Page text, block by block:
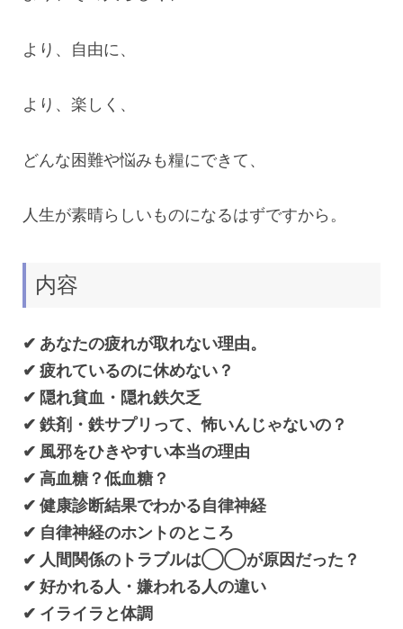
より、自由に、
より、楽しく、
どんな困難や悩みも糧にできて、
人生が素晴らしいものになるはずですから。
内容
✔︎ あなたの疲れが取れない理由。
✔︎ 疲れているのに休めない？
✔︎ 隠れ貧血・隠れ鉄欠乏
✔︎ 鉄剤・鉄サプリって、怖いんじゃないの？
✔︎ 風邪をひきやすい本当の理由
✔︎ 高血糖？低血糖？
✔︎ 健康診断結果でわかる自律神経
✔︎ 自律神経のホントのところ
✔︎ 人間関係のトラブルは◯◯が原因だった？
✔︎ 好かれる人・嫌われる人の違い
✔︎ イライラと体調